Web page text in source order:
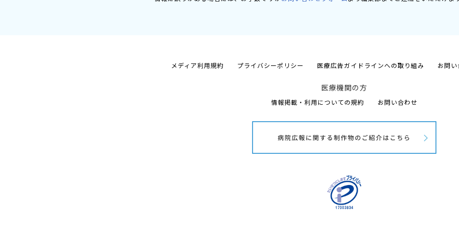
メディア利用規約 プライバシーポリシー 医療広告ガイドラインへの取り組み お問
医療機関の方
情報掲載・利用についての規約 お問い合わせ